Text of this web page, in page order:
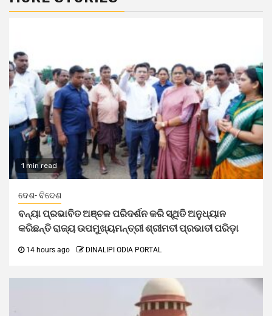
1 min read
ଦେଶ- ବିଦେଶ
ବନ୍ୟା ପ୍ରଭାବିତ ଅଞ୍ଚଳ ପରିଦର୍ଶନ କରି ସ୍ଥିତି ଅନୁଧ୍ୟାନ
କରିଛନ୍ତି ରାଜ୍ୟ ଉପମୁଖ୍ୟମନ୍ତ୍ରୀ ଶ୍ରୀମତୀ ପ୍ରଭାତୀ ପରିଡ଼ା
14 hours ago DINALIPI ODIA PORTAL